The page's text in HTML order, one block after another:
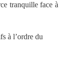
tranquille face à
à l’ordre du